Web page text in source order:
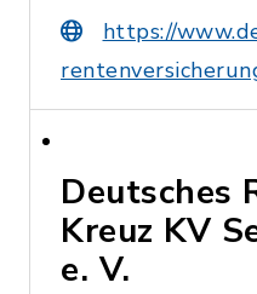
https://
Deutsches
Kreuz KV
e. V.